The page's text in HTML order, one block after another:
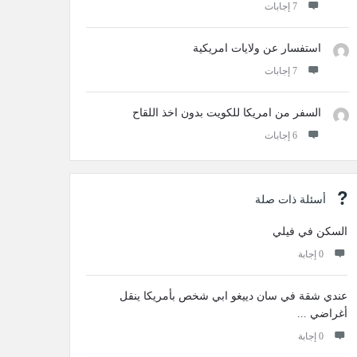
‫7 إجابات
استفسار عن ولايات امريكية
‫7 إجابات
السفر من امريكا للكويت بدون اخذ اللقاح
‫6 إجابات
أسئلة ذات صلة
السكن في فيلي
‫0 إجابة
عندي ‏شقة في ‏سان دييغو ابي ‏شخص بأمريكا ينقل
أغراضي ...
‫0 إجابة